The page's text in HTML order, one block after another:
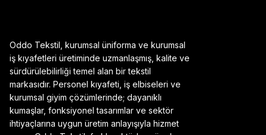
Oddo Tekstil, kurumsal üniforma ve kurumsal
iş kıyafetleri üretiminde uzmanlaşmış, kalite ve
sürdürülebilirliği temel alan bir tekstil
markasıdır. Personel kıyafeti, iş elbiseleri ve
kurumsal giyim çözümlerinde; dayanıklı
kumaşlar, fonksiyonel tasarımlar ve sektör
ihtiyaçlarına uygun üretim anlayışıyla hizmet